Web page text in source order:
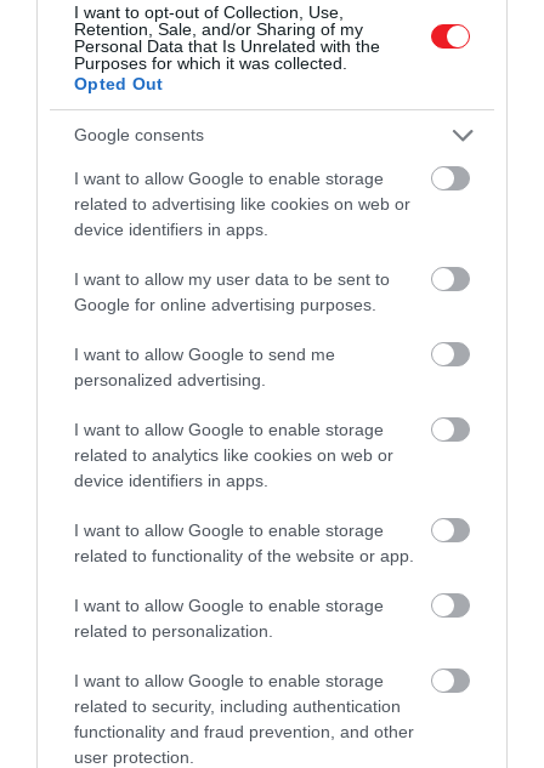
I want to opt-out of Collection, Use,
Retention, Sale, and/or Sharing of my
Personal Data that Is Unrelated with the
Purposes for which it was collected.
Opted Out
Google consents
I want to allow Google to enable storage
related to advertising like cookies on web or
device identifiers in apps.
I want to allow my user data to be sent to
Google for online advertising purposes.
I want to allow Google to send me
personalized advertising.
I want to allow Google to enable storage
related to analytics like cookies on web or
device identifiers in apps.
I want to allow Google to enable storage
related to functionality of the website or app.
I want to allow Google to enable storage
related to personalization.
I want to allow Google to enable storage
related to security, including authentication
functionality and fraud prevention, and other
user protection.
jelenik meg.